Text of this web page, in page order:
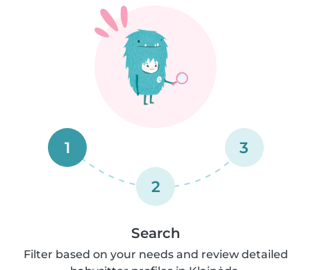
1
2
3
Search
Filter based on your needs and review detailed